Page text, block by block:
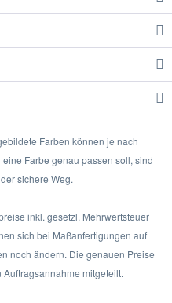
Farben können je nach
Farbe genau passen soll, sind
sichere Weg.
inkl. gesetzl. Mehrwertsteuer
sich bei Maßanfertigungen auf
noch ändern. Die genauen Preise
mitgeteilt.